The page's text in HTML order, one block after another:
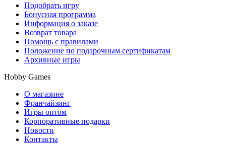
Подобрать игру
Бонусная программа
Информация о заказе
Возврат товара
Помощь с правилами
Положение по подарочным сертификатам
Архивные игры
Hobby Games
О магазине
Франчайзинг
Игры оптом
Корпоративные подарки
Новости
Контакты